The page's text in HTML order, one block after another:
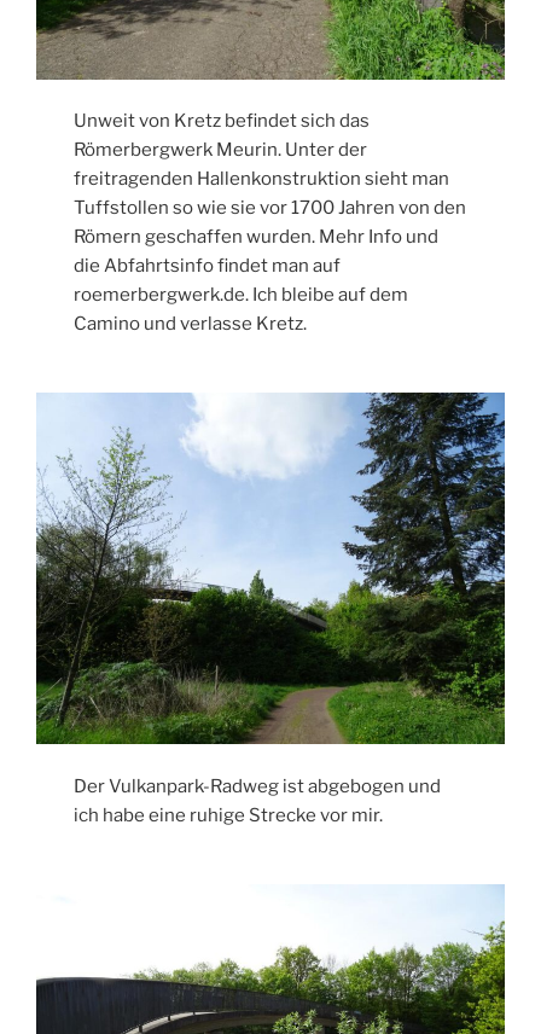
Unweit von Kretz befindet sich das
Römerbergwerk Meurin. Unter der
freitragenden Hallenkonstruktion sieht man
Tuffstollen so wie sie vor 1700 Jahren von den
Römern geschaffen wurden. Mehr Info und
die Abfahrtsinfo findet man auf
roemerbergwerk.de. Ich bleibe auf dem
Camino und verlasse Kretz.
Der Vulkanpark-Radweg ist abgebogen und
ich habe eine ruhige Strecke vor mir.